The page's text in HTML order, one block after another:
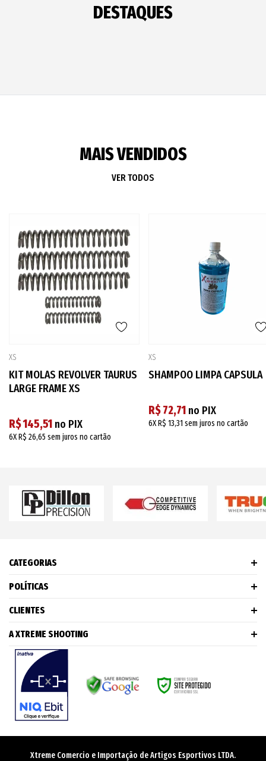
DESTAQUES
MAIS VENDIDOS
VER TODOS
XS
KIT MOLAS REVOLVER TAURUS
LARGE FRAME XS
R$ 145,51 no PIX
6XR$ 26,65 sem juros no cartão
XS
SHAMPOO LIMPA CAPSULA
R$ 72,71 no PIX
6XR$ 13,31 sem juros no cartão
CATEGORIAS
POLÍTICAS
CLIENTES
A XTREME SHOOTING
Xtreme Comercio e Importação de Artigos Esportivos LTDA.